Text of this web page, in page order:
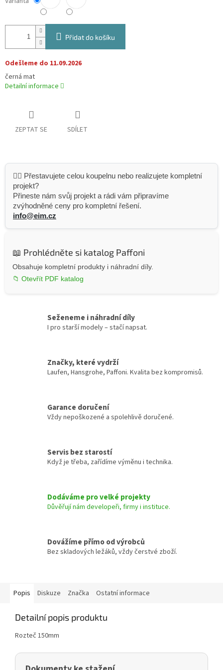
Přidat do košíku
Odešleme do 11.09.2026
černá mat
Detailní informace
ZEPTAT SE SDÍLET
👷‍♂️ Přestavujete celou koupelnu nebo realizujete kompletní
projekt?
Přineste nám svůj projekt a rádi vám připravíme
zvýhodněné ceny pro kompletní řešení.
info@eim.cz
📖 Prohlédněte si katalog Paffoni
Obsahuje kompletní produkty i náhradní díly.
📁 Otevřít PDF katalog
Seženeme i náhradní díly
I pro starší modely – stačí napsat.
Značky, které vydrží
Laufen, Hansgrohe, Paffoni. Kvalita bez kompromisů.
Garance doručení
Vždy nepoškozené a spolehlivě doručené.
Servis bez starostí
Když je třeba, zařídíme výměnu i technika.
Dodáváme pro velké projekty
Důvěřují nám developeři, firmy i instituce.
Dovážíme přímo od výrobců
Bez skladových ležáků, vždy čerstvé zboží.
Popis Diskuze Značka Ostatní informace
Detailní popis produktu
Rozteč 150mm